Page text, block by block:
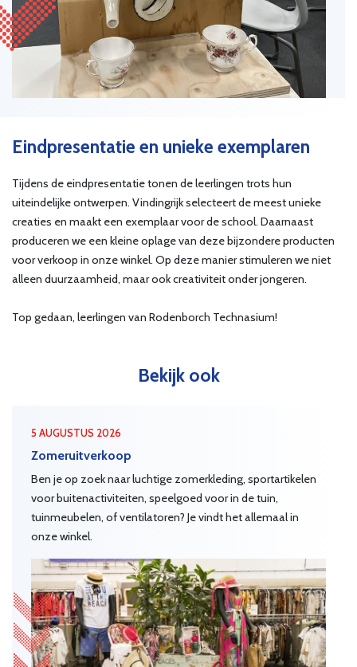
Eindpresentatie en unieke exemplaren
Tijdens de eindpresentatie tonen de leerlingen trots hun
uiteindelijke ontwerpen. Vindingrijk selecteert de meest unieke
creaties en maakt een exemplaar voor de school. Daarnaast
produceren we een kleine oplage van deze bijzondere producten
voor verkoop in onze winkel. Op deze manier stimuleren we niet
alleen duurzaamheid, maar ook creativiteit onder jongeren.
Top gedaan, leerlingen van Rodenborch Technasium!
Bekijk ook
Zomeruitverkoop
5 AUGUSTUS 2026
Ben je op zoek naar luchtige zomerkleding, sportartikelen
voor buitenactiviteiten, speelgoed voor in de tuin,
tuinmeubelen, of ventilatoren? Je vindt het allemaal in
onze winkel.